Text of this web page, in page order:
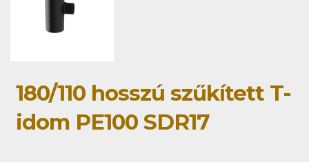
180/110 hosszú szűkített T-
idom PE100 SDR17